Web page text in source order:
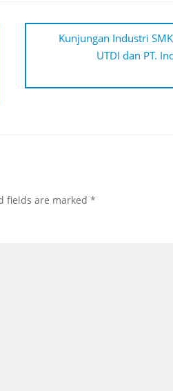
Kunjungan Industri
UTDI dan PT.
fields are marked *